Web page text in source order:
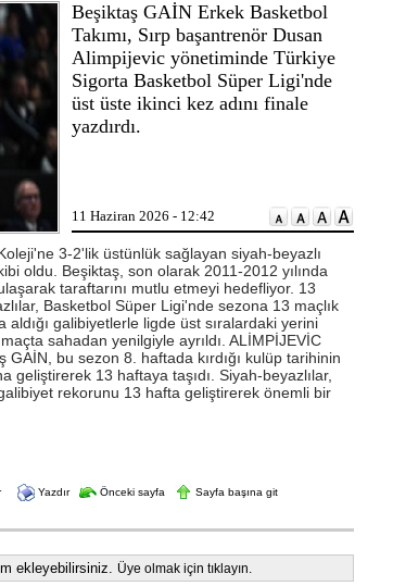
Beşiktaş GAİN Erkek Basketbol
Takımı, Sırp başantrenör Dusan
Alimpijevic yönetiminde Türkiye
Sigorta Basketbol Süper Ligi'nde
üst üste ikinci kez adını finale
yazdırdı.
11 Haziran 2026 - 12:42
3-2'lik üstünlük sağlayan siyah-beyazlı
oldu. Beşiktaş, son olarak 2011-2012 yılında
taraftarını mutlu etmeyi hedefliyor. 13
Basketbol Süper Ligi'nde sezona 13 maçlık
galibiyetlerle ligde üst sıralardaki yerini
sahadan yenilgiyle ayrıldı. ALİMPİJEVİC
bu sezon 8. haftada kırdığı kulüp tarihinin
geliştirerek 13 haftaya taşıdı. Siyah-beyazlılar,
rekorunu 13 hafta geliştirerek önemli bir
Yazdır Önceki sayfa Sayfa başına git
ekleyebilirsiniz. Üye olmak için tıklayın.
Beşiktaş Kulübü, futbolculardan
Wilfred Ndidi'nin ayak bileğinde
ligaman yaralanması tespit edildiğini
duyurdu.
Kılıçdaroğlu'ndan esnafa ziyaret
İstanbul Emniyet Müdürlüğü Mali
Suçlarla Mücadele Şube Müdürlüğü
ekiplerince Ahbap Derneği'nin ...
İstanbul'u dev çekirge bastı! Balkonlara ve
evlere kadar girdilerİstanbul'un farklı ilçelerinde son
günlerde görülmeye başlayan dev
çekirgeler, vatandaşlarda tedirginlik ...